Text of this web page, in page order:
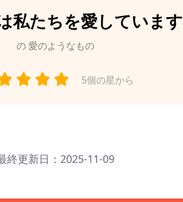
私たちを愛しています
の愛のようなもの
5個の星から
終更新日：2025-11-09